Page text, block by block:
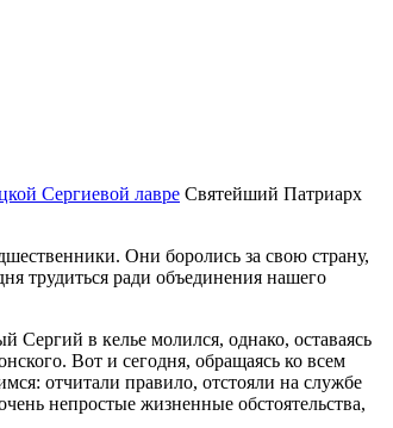
Сергиевой лавре Святейший Патриарх
Они боролись за свою страну,
трудиться ради объединения нашего
Сергий в келье молился, однако, оставаясь
Вот и сегодня, обращаясь ко всем
отчитали правило, отстояли на службе
непростые жизненные обстоятельства,